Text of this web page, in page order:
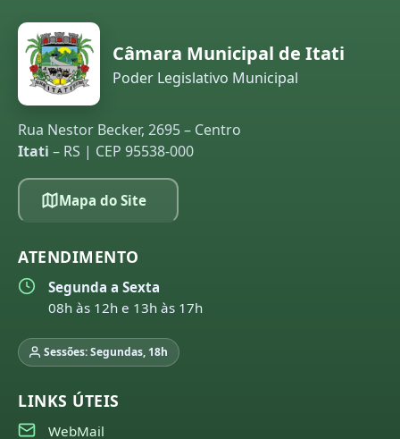
Câmara Municipal de Itati
Poder Legislativo Municipal
Rua Nestor Becker, 2695 – Centro
Itati – RS | CEP 95538-000
Mapa do Site
ATENDIMENTO
Segunda a Sexta
08h às 12h e 13h às 17h
Sessões: Segundas, 18h
LINKS ÚTEIS
WebMail